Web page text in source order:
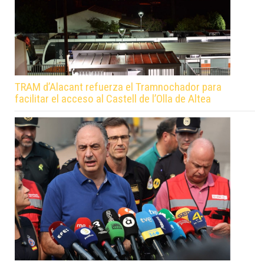
TRAM d’Alacant refuerza el Tramnochador para
facilitar el acceso al Castell de l’Olla de Altea